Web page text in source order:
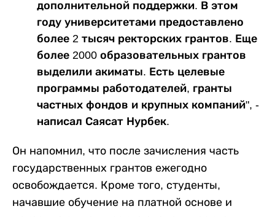
дополнительной поддержки. В этом
году университетами предоставлено
более 2 тысяч ректорских грантов. Еще
более 2000 образовательных грантов
выделили акиматы. Есть целевые
программы работодателей, гранты
частных фондов и крупных компаний", -
написал Саясат Нурбек.
Он напомнил, что после зачисления часть
государственных грантов ежегодно
освобождается. Кроме того, студенты,
начавшие обучение на платной основе и